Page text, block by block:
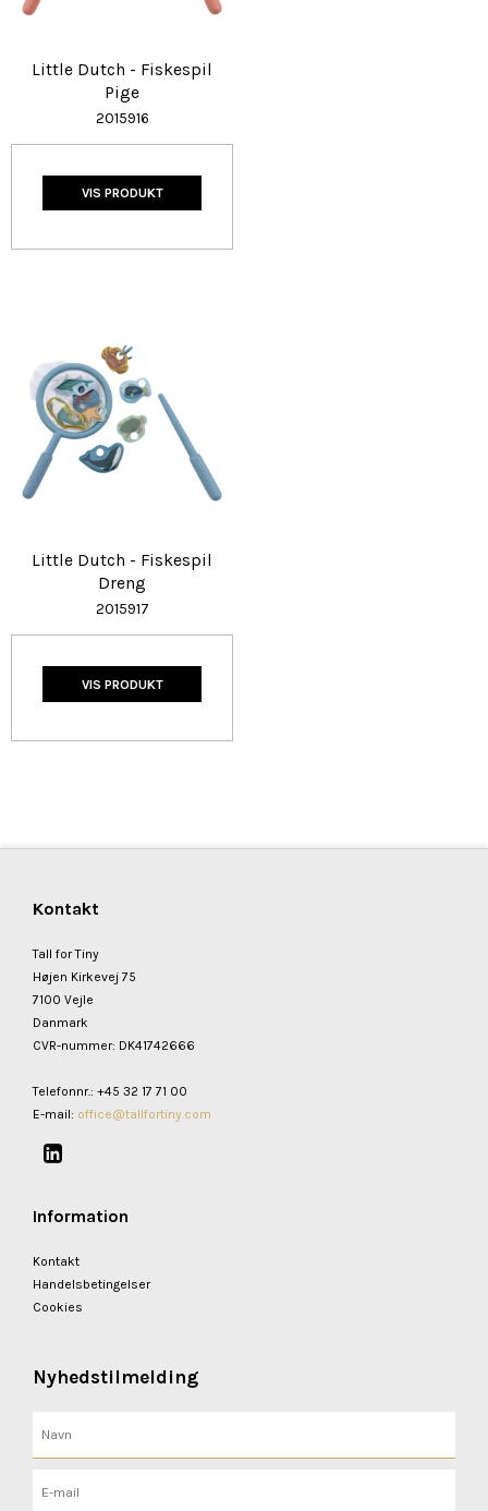
Little Dutch - Fiskespil
Pige
2015916
VIS PRODUKT
Little Dutch - Fiskespil
Dreng
2015917
VIS PRODUKT
Kontakt
Tall for Tiny
Højen Kirkevej 75
7100 Vejle
Danmark
CVR-nummer: DK41742666
Telefonnr.: +45 32 17 71 00
E-mail: office@tallfortiny.com
Information
Kontakt
Handelsbetingelser
Cookies
Nyhedstilmelding